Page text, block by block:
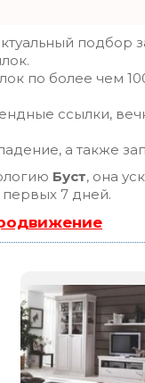
подбор
по более чем
ссылки,
а также
Буст, она
первых 7 дней.